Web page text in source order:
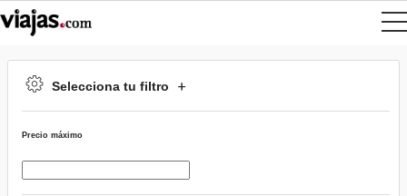
Selecciona tu filtro
Precio máximo